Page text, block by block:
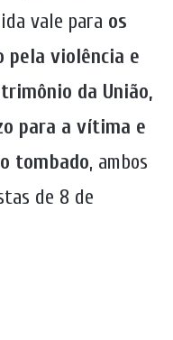
vale para os
pela violência e
da União,
para a vítima e
tombado, ambos
de 8 de